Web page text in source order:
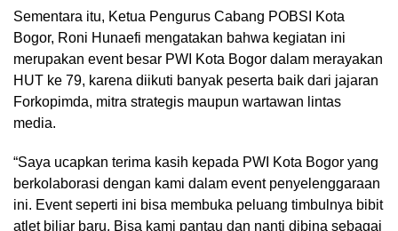
Sementara itu, Ketua Pengurus Cabang POBSI Kota
Bogor, Roni Hunaefi mengatakan bahwa kegiatan ini
merupakan event besar PWI Kota Bogor dalam merayakan
HUT ke 79, karena diikuti banyak peserta baik dari jajaran
Forkopimda, mitra strategis maupun wartawan lintas
media.
“Saya ucapkan terima kasih kepada PWI Kota Bogor yang
berkolaborasi dengan kami dalam event penyelenggaraan
ini. Event seperti ini bisa membuka peluang timbulnya bibit
atlet biliar baru. Bisa kami pantau dan nanti dibina sebagai